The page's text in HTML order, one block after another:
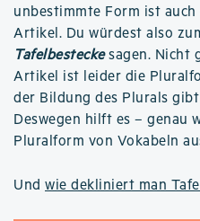
unbestimmte Form ist
Artikel. Du würdest also
Tafelbesteckesagen. Nicht
Artikel ist leider die
der Bildung des Plurals
Deswegen hilft es – genau
Pluralform von Vokabeln
Und wie dekliniert man